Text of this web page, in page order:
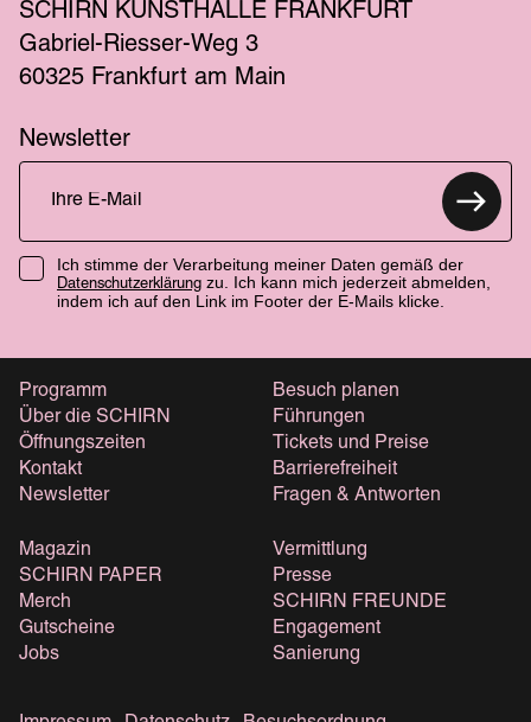
SCHIRN KUNSTHALLE FRANKFURT
Gabriel-Riesser-Weg 3
60325 Frankfurt am Main
Newsletter
Ich stimme der Verarbeitung meiner Daten gemäß der
Datenschutzerklärung zu. Ich kann mich jederzeit abmelden,
indem ich auf den Link im Footer der E-Mails klicke.
Programm
Über die SCHIRN
Öffnungszeiten
Kontakt
Newsletter
Besuch planen
Führungen
Tickets und Preise
Barrierefreiheit
Fragen & Antworten
Magazin
SCHIRN PAPER
Merch
Gutscheine
Jobs
Vermittlung
Presse
SCHIRN FREUNDE
Engagement
Sanierung